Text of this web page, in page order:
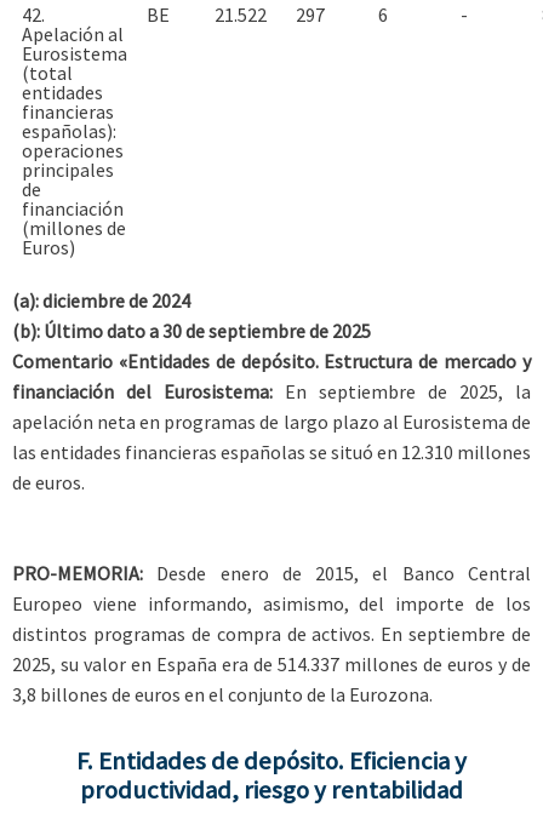
42.
Apelación al
Eurosistema
(total
entidades
financieras
españolas):
operaciones
principales
de
financiación
(millones de
Euros)
BE 21.522 297 6 -
(a): diciembre de 2024
(b): Último dato a 30 de septiembre de 2025
Comentario «Entidades de depósito. Estructura de mercado y
financiación del Eurosistema: En septiembre de 2025, la
apelación neta en programas de largo plazo al Eurosistema de
las entidades financieras españolas se situó en 12.310 millones
de euros.
PRO-MEMORIA: Desde enero de 2015, el Banco Central
Europeo viene informando, asimismo, del importe de los
distintos programas de compra de activos. En septiembre de
2025, su valor en España era de 514.337 millones de euros y de
3,8 billones de euros en el conjunto de la Eurozona.
F. Entidades de depósito. Eficiencia y
productividad, riesgo y rentabilidad